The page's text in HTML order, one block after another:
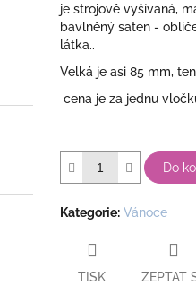
je strojově vyšívaná,
bavlněný saten -
látka..
Velká je asi 85 mm,
cena je za jednu
Do
Kategorie: Vánoce
TISK ZEPTAT